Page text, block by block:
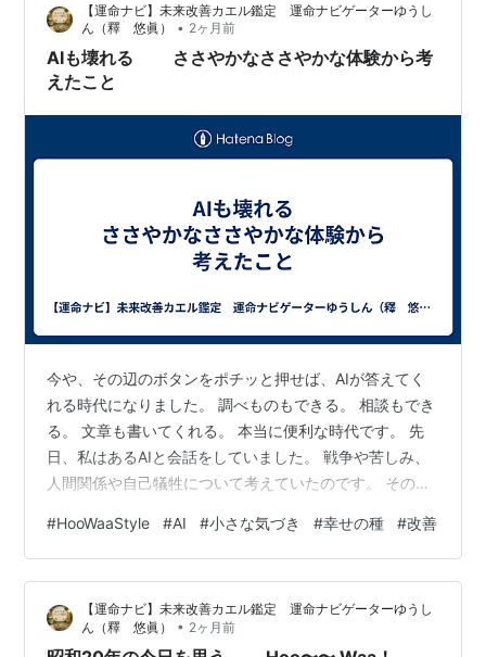
あっても 大切な人と分かち合う時間は本当に素敵なもの
だなぁと 実感した出来事 わたしたちの1週間に 短くても
リラックスでき…
【運命ナビ】未来改善カエル鑑定 運命ナビゲーターゆうし
ん（釋 悠眞）
• 2ヶ月前
AIも壊れる ささやかなささやかな体験から考
えたこと
今や、その辺のボタンをポチッと押せば、AIが答えてく
れる時代になりました。 調べものもできる。 相談もでき
る。 文章も書いてくれる。 本当に便利な時代です。 先
日、私はあるAIと会話をしていました。 戦争や苦しみ、
人間関係や自己犠牲について考えていたのです。 その中
んな言葉を何度か使いました。 すると、ある時からAIは
相談窓口や電話番号を案内するようになりました。 最初
は親切な配慮だったのでしょう。 しかし、その後は話題
を変えても同じ案内が続く。 まるで会話を理解している
というより、特定の言葉に反応しているように見えまし
#HooWaaStyle #AI #小さな気づき #幸せの種 #改善
【運命ナビ】未来改善カエル鑑定 運命ナビゲーターゆうし
ん（釋 悠眞）
• 2ヶ月前